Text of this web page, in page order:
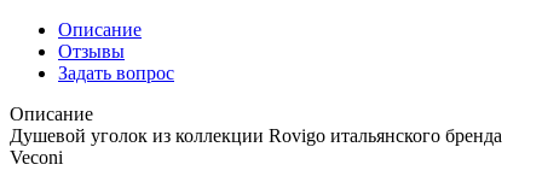
Описание
Отзывы
Задать вопрос
Описание
Душевой уголок из коллекции Rovigo итальянского бренда
Veconi